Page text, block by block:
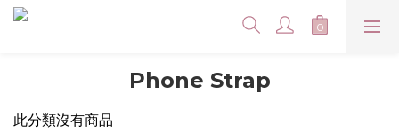
Phone Strap
此分類沒有商品